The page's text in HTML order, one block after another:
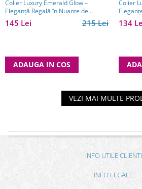
Colier Luxury Emerald Glow –
Eleganță Regală în Nuante de
Smarald
215 Lei
145 Lei
ADAUGA IN COS
Colier
134
VEZI MAI MULTE
INFO UTILE CLIENTI
INFO LEGALE